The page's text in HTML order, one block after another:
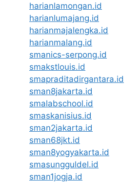
harianlamongan.id
harianlumajang.id
harianmajalengka.id
harianmalang.id
smanics-serpong.id
smakstlouis.id
smapraditadirgantara.id
sman8jakarta.id
smalabschool.id
smaskanisius.id
sman2jakarta.id
sman68jkt.id
sman8yogyakarta.id
smasungguldel.id
sman1jogja.id